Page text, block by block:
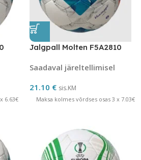
6.63€
Jalgpall Molten F5A2810
Saadaval järeltellimisel
21.10 € sis.KM
Maksa kolmes võrdses osas 3 x 7.03€